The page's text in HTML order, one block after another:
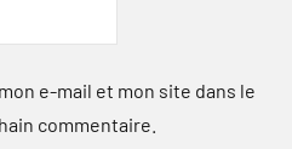
e-mail et mon site dans le
commentaire.